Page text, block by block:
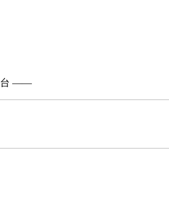
台 ——